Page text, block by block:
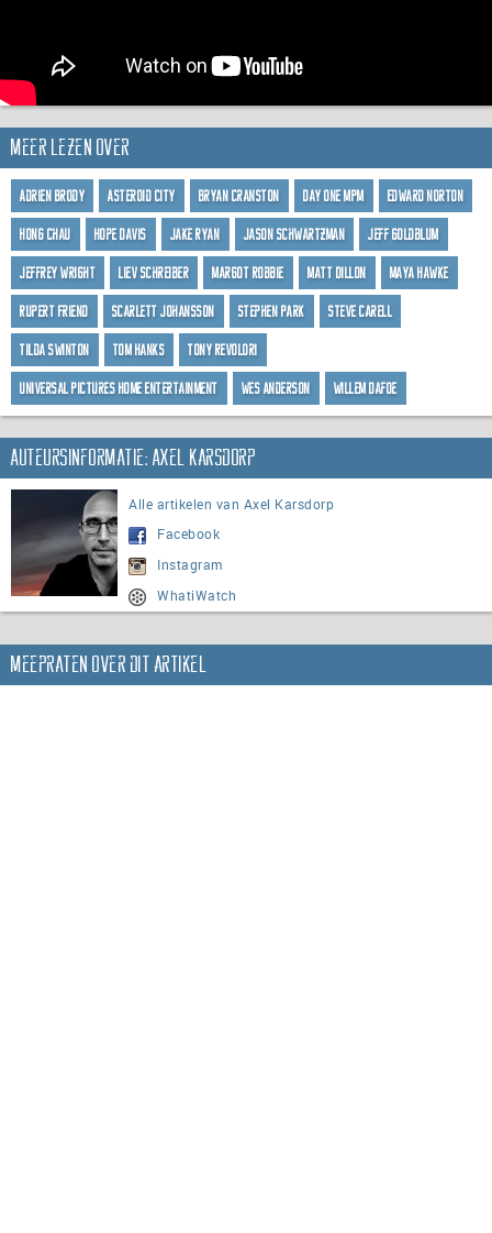
Meer lezen over
Adrien Brody Asteroid City Bryan Cranston Day One MPM Edward Norton
Hong Chau Hope Davis Jake Ryan Jason Schwartzman Jeff Goldblum
Jeffrey Wright Liev Schreiber Margot Robbie Matt Dillon Maya Hawke
Rupert Friend Scarlett Johansson Stephen Park Steve Carell
Tilda Swinton Tom Hanks Tony Revolori
Universal Pictures Home Entertainment Wes Anderson Willem Dafoe
Auteursinformatie: Axel Karsdorp
Alle artikelen van Axel Karsdorp
Facebook
Instagram
WhatiWatch
Meepraten over dit artikel